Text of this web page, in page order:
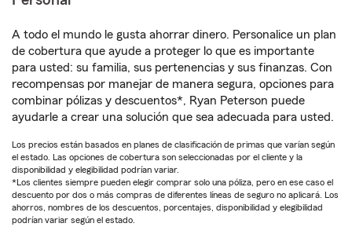
A todo el mundo le gusta ahorrar dinero. Personalice un plan
de cobertura que ayude a proteger lo que es importante
para usted: su familia, sus pertenencias y sus finanzas. Con
recompensas por manejar de manera segura, opciones para
combinar pólizas y descuentos*, Ryan Peterson puede
ayudarle a crear una solución que sea adecuada para usted.
Los precios están basados en planes de clasificación de primas que varían según
el estado. Las opciones de cobertura son seleccionadas por el cliente y la
disponibilidad y elegibilidad podrían variar.
*Los clientes siempre pueden elegir comprar solo una póliza, pero en ese caso el
descuento por dos o más compras de diferentes líneas de seguro no aplicará. Los
ahorros, nombres de los descuentos, porcentajes, disponibilidad y elegibilidad
podrían variar según el estado.